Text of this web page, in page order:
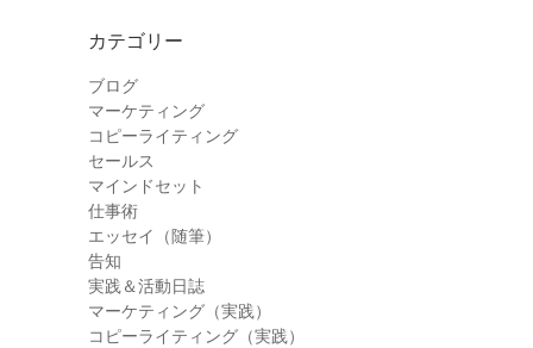
カテゴリー
ブログ
マーケティング
コピーライティング
セールス
マインドセット
仕事術
エッセイ（随筆）
告知
実践＆活動日誌
マーケティング（実践）
コピーライティング（実践）